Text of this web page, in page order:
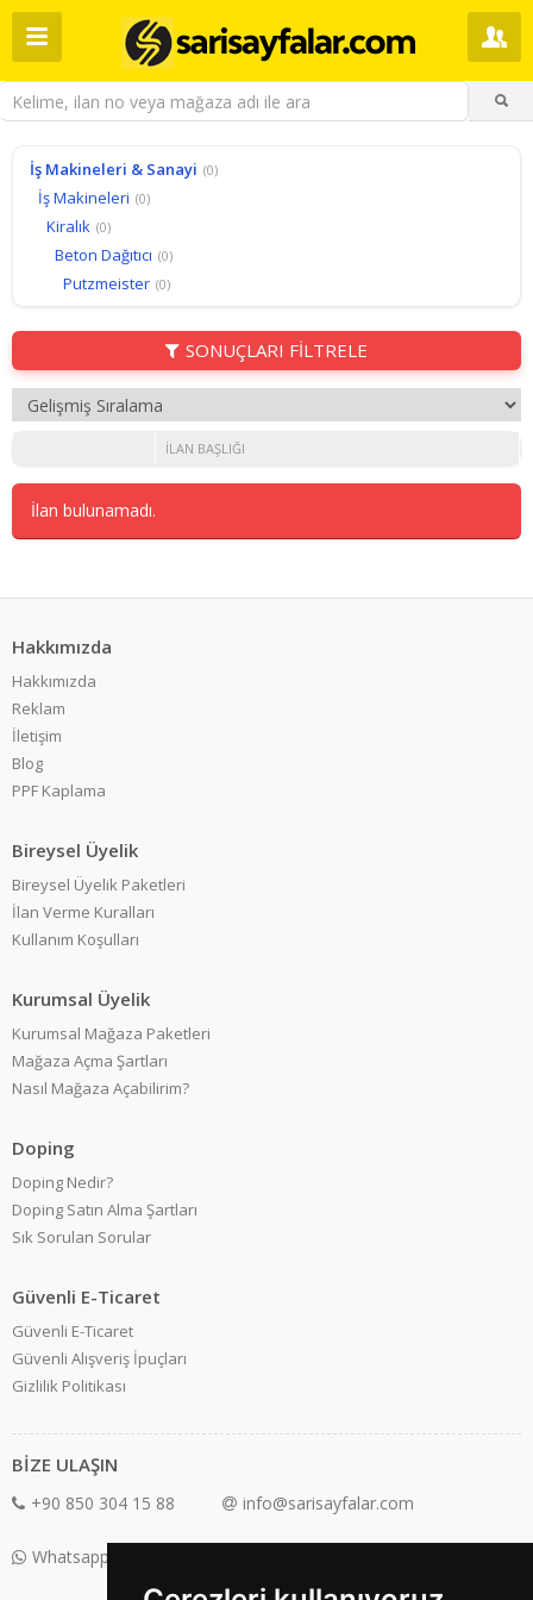
İş Makineleri & Sanayi (0)
İş Makineleri (0)
Kiralık (0)
Beton Dağıtıcı (0)
Putzmeister (0)
SONUÇLARI FİLTRELE
İLAN BAŞLIĞI
İlan bulunamadı.
Hakkımızda
Hakkımızda
Reklam
İletişim
Blog
PPF Kaplama
Bireysel Üyelik
Bireysel Üyelik Paketleri
İlan Verme Kuralları
Kullanım Koşulları
Kurumsal Üyelik
Kurumsal Mağaza Paketleri
Mağaza Açma Şartları
Nasıl Mağaza Açabilirim?
Doping
Doping Nedir?
Doping Satın Alma Şartları
Sık Sorulan Sorular
Güvenli E-Ticaret
Güvenli E-Ticaret
Güvenli Alışveriş İpuçları
Gizlilik Politikası
BİZE ULAŞIN
+90 850 304 15 88 info@sarisayfalar.com
Whatsapp Destek: +90 850 304 15 88